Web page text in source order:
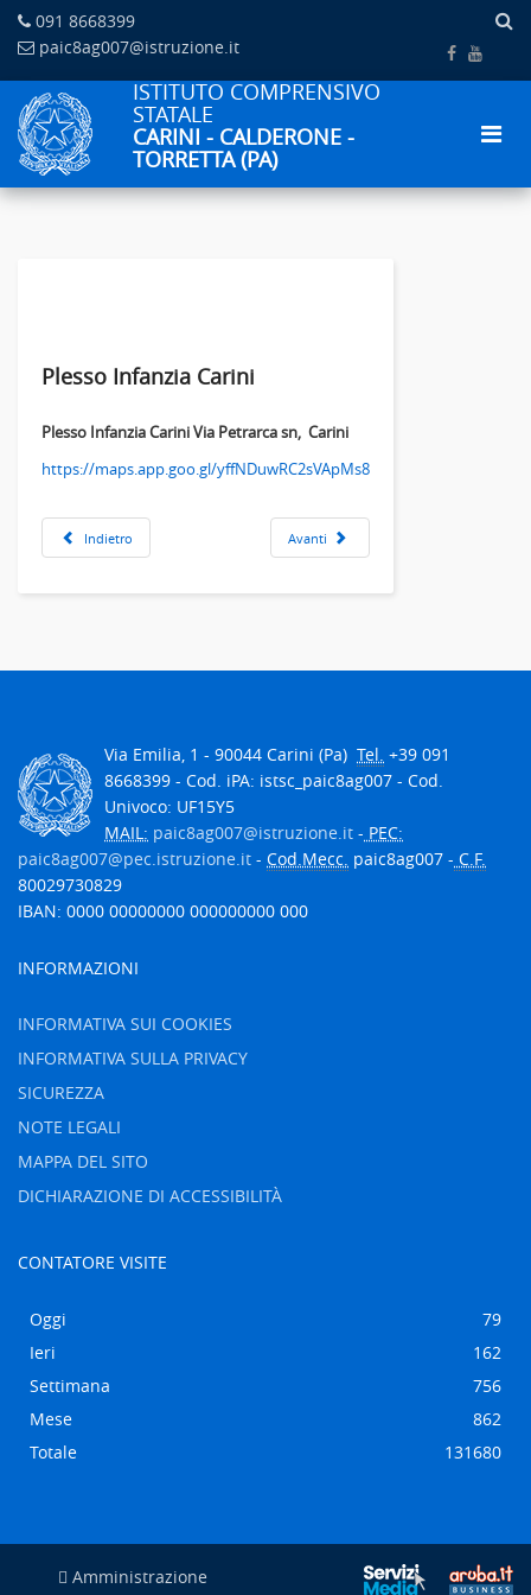
091 8668399
paic8ag007@istruzione.it
ISTITUTO COMPRENSIVO
STATALE
CARINI - CALDERONE -
TORRETTA (PA)
Plesso Infanzia Carini
Plesso Infanzia Carini Via Petrarca sn, Carini
https://maps.app.goo.gl/yffNDuwRC2sVApMs8
Indietro Avanti
Via Emilia, 1 - 90044 Carini (Pa) Tel. +39 091
8668399 - Cod. iPA: istsc_paic8ag007 - Cod.
Univoco: UF15Y5
MAIL: paic8ag007@istruzione.it - PEC:
paic8ag007@pec.istruzione.it - Cod.Mecc. paic8ag007 - C.F.
80029730829
IBAN: 0000 00000000 000000000 000
INFORMAZIONI
INFORMATIVA SUI COOKIES
INFORMATIVA SULLA PRIVACY
SICUREZZA
NOTE LEGALI
MAPPA DEL SITO
DICHIARAZIONE DI ACCESSIBILITÀ
CONTATORE VISITE
Oggi
79
Ieri
162
Settimana
756
Mese
862
Totale
131680
Amministrazione